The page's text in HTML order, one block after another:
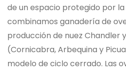
de un espacio protegido por la
combinamos ganadería de
producción de nuez Chandler
(Cornicabra, Arbequina y
modelo de ciclo cerrado. Las